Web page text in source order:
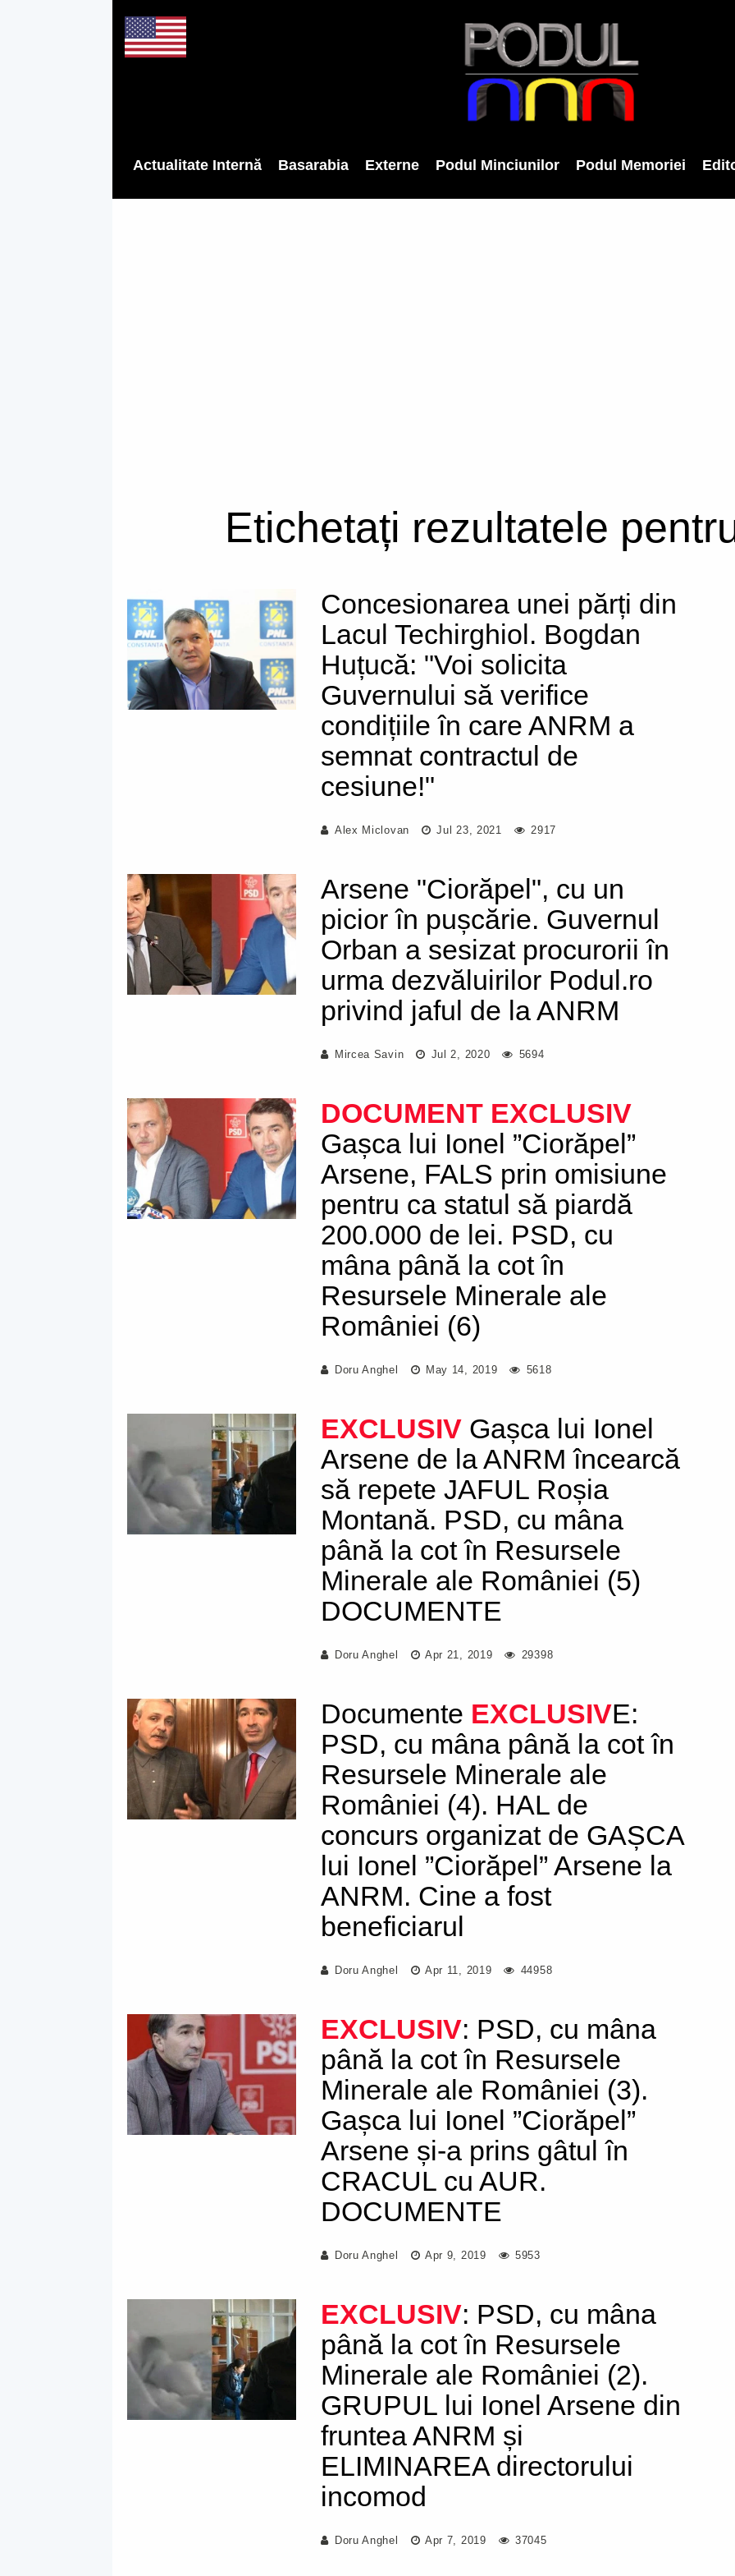
Actualitate Internă Basarabia Externe Podul Minciunilor Podul Memoriei
Etichetați rezultatele
Concesionarea unei părți din
Lacul Techirghiol. Bogdan
Huțucă: "Voi solicita
Guvernului să verifice
condițiile în care ANRM a
semnat contractul de
cesiune!"
Alex Miclovan Jul 23, 2021 2917
Arsene "Ciorăpel", cu un
picior în pușcărie. Guvernul
Orban a sesizat procurorii în
urma dezvăluirilor Podul.ro
privind jaful de la ANRM
Mircea Savin Jul 2, 2020 5694
DOCUMENT EXCLUSIV
Gașca lui Ionel ”Ciorăpel”
Arsene, FALS prin omisiune
pentru ca statul să piardă
200.000 de lei. PSD, cu
mâna până la cot în
Resursele Minerale ale
României (6)
Doru Anghel May 14, 2019 5618
EXCLUSIV Gașca lui Ionel
Arsene de la ANRM încearcă
să repete JAFUL Roșia
Montană. PSD, cu mâna
până la cot în Resursele
Minerale ale României (5)
DOCUMENTE
Doru Anghel Apr 21, 2019 29398
Documente EXCLUSIVE:
PSD, cu mâna până la cot în
Resursele Minerale ale
României (4). HAL de
concurs organizat de GAȘCA
lui Ionel ”Ciorăpel” Arsene la
ANRM. Cine a fost
beneficiarul
Doru Anghel Apr 11, 2019 44958
EXCLUSIV: PSD, cu mâna
până la cot în Resursele
Minerale ale României (3).
Gașca lui Ionel ”Ciorăpel”
Arsene și-a prins gâtul în
CRACUL cu AUR.
DOCUMENTE
Doru Anghel Apr 9, 2019 5953
EXCLUSIV: PSD, cu mâna
până la cot în Resursele
Minerale ale României (2).
GRUPUL lui Ionel Arsene din
fruntea ANRM și
ELIMINAREA directorului
incomod
Doru Anghel Apr 7, 2019 37045